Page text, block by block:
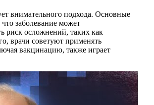
внимательного подхода. Основные
заболевание может
риск осложнений, таких как
врачи советуют применять
вакцинацию, также играет